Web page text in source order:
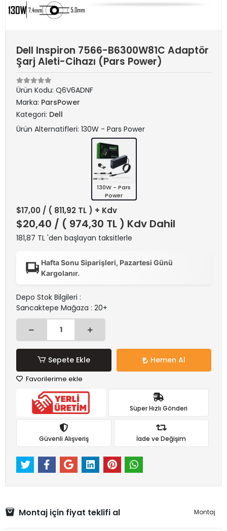
Dell Inspiron 7566-B6300W81C Adaptör
Şarj Aleti-Cihazı (Pars Power)
Ürün Kodu: Q6V6ADNF
Marka: ParsPower
Kategori: Dell
Ürün Alternatifleri: 130W - Pars Power
130W - Pars
Power
$17,00 / ( 811,92 TL ) + Kdv
$20,40 / ( 974,30 TL ) Kdv Dahil
181,87 TL 'den başlayan taksitlerle
Hafta Sonu Siparişleri, Pazartesi Günü
Kargolanır.
Depo Stok Bilgileri :
Sancaktepe Mağaza : 20+
Sepete Ekle Hemen Al
Favorilerime ekle
Süper Hızlı Gönderi
Güvenli Alışveriş İade ve Değişim
Montaj için fiyat teklifi al Montaj